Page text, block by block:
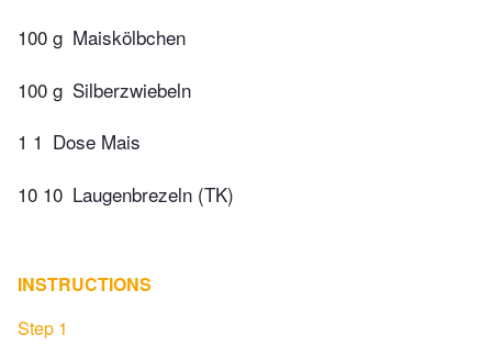
100 g Maiskölbchen
100 g Silberzwiebeln
1 1 Dose Mais
10 10 Laugenbrezeln (TK)
INSTRUCTIONS
Step 1